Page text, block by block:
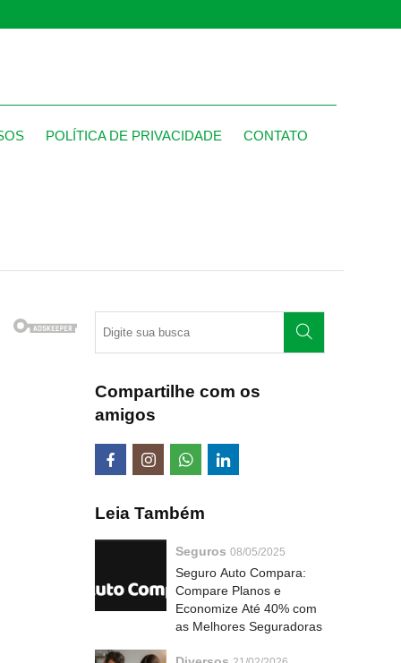
POLÍTICA DE PRIVACIDADE CONTATO
Compartilhe com os
amigos
Leia Também
Seguros 08/05/2025
Seguro Auto Compara:
Compare Planos e
Economize Até 40% com
as Melhores Seguradoras